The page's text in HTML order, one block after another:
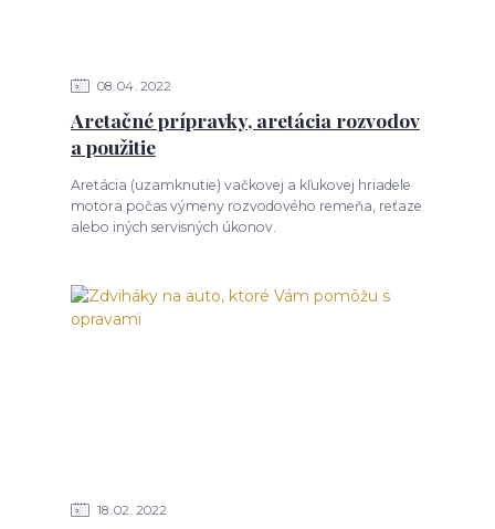
08 04 2022
Aretačné prípravky, aretácia rozvodov
a použitie
Aretácia (uzamknutie) vačkovej a kľukovej hriadele
motora počas výmeny rozvodového remeňa, reťaze
alebo iných servisných úkonov.
18 02 2022